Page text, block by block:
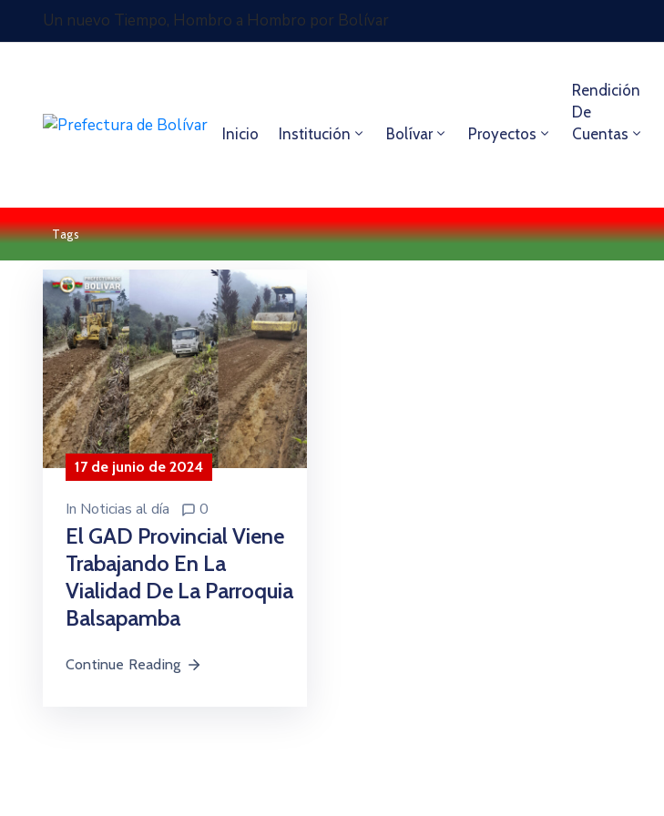
Un nuevo Tiempo, Hombro a Hombro por Bolívar
Inicio Institución Bolívar Proyectos
Rendición
De
Cuentas
Tags
17 de junio de 2024
In Noticias al día 0
El GAD Provincial Viene
Trabajando En La
Vialidad De La Parroquia
Balsapamba
Continue Reading